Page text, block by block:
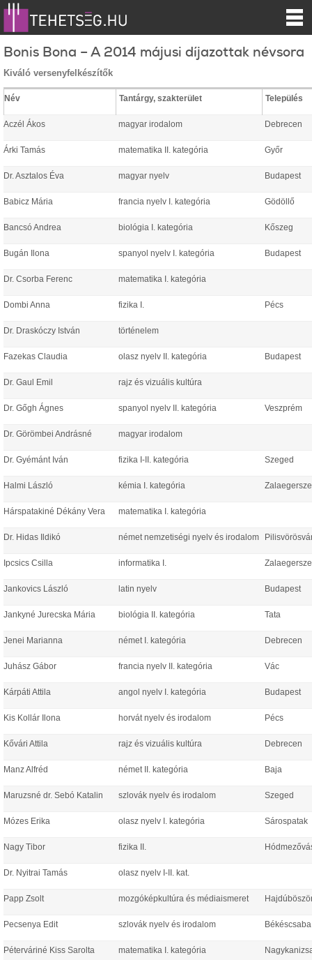
Bonis Bona – A 2014 májusi díjazottak névsora
Kiváló versenyfelkészítők
Név Tantárgy, szakterület Település
Aczél Ákos magyar irodalom Debrecen
Árki Tamás matematika II. kategória Győr
Dr. Asztalos Éva magyar nyelv Budapest
Babicz Mária francia nyelv I. kategória Gödöllő
Bancsó Andrea biológia I. kategória Kőszeg
Bugán Ilona spanyol nyelv I. kategória Budapest
Dr. Csorba Ferenc matematika I. kategória
Dombi Anna fizika I. Pécs
Dr. Draskóczy István történelem
Fazekas Claudia olasz nyelv II. kategória Budapest
Dr. Gaul Emil rajz és vizuális kultúra
Dr. Gőgh Ágnes spanyol nyelv II. kategória Veszprém
Dr. Görömbei Andrásné magyar irodalom
Dr. Gyémánt Iván fizika I-II. kategória Szeged
Halmi László kémia I. kategória
Hárspatakiné Dékány Vera matematika I. kategória
Dr. Hidas Ildikó német nemzetiségi nyelv és irodalom
Ipcsics Csilla informatika I.
Jankovics László latin nyelv Budapest
Jankyné Jurecska Mária biológia II. kategória Tata
Jenei Marianna német I. kategória Debrecen
Juhász Gábor francia nyelv II. kategória Vác
Kárpáti Attila angol nyelv I. kategória Budapest
Kis Kollár Ilona horvát nyelv és irodalom Pécs
Kővári Attila rajz és vizuális kultúra Debrecen
Manz Alfréd német II. kategória Baja
Maruzsné dr. Sebó Katalin szlovák nyelv és irodalom Szeged
Mózes Erika olasz nyelv I. kategória Sárospatak
Nagy Tibor fizika II.
Dr. Nyitrai Tamás olasz nyelv I-II. kat.
Papp Zsolt mozgóképkultúra és médiaismeret
Pecsenya Edit szlovák nyelv és irodalom Békéscsaba
Péterváriné Kiss Sarolta matematika I. kategória